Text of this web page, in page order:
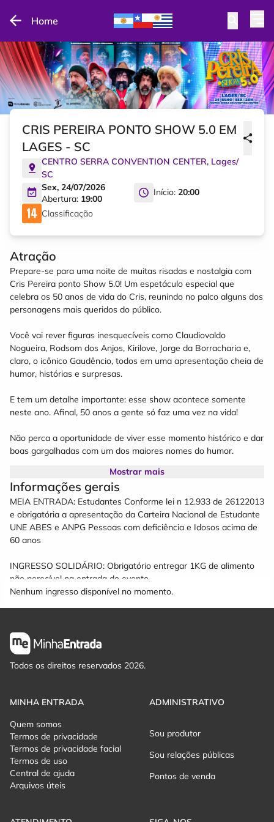
Home
CRIS PEREIRA PONTO SHOW 5.0 EM
LAGES - SC
CENTRO SERRA CONVENTION CENTER, Lages/
SC
Sex, 24/07/2026
Abertura: 19:00
Início: 20:00
Classificação
Atração
Prepare-se para uma noite de muitas risadas e nostalgia com
Cris Pereira ponto Show 5.0! Um espetáculo especial que
celebra os 50 anos de vida do Cris, reunindo no palco alguns dos
personagens mais queridos do público.
Você vai rever figuras inesquecíveis como Claudiovaldo
Nogueira, Rodsom dos Anjos, Kirilove, Jorge da Borracharia e,
claro, o icônico Gaudêncio, todos em uma apresentação cheia de
humor, histórias e surpresas.
E tem um detalhe importante: esse show acontece somente
neste ano. Afinal, 50 anos a gente só faz uma vez na vida!
Não perca a oportunidade de viver esse momento histórico e dar
boas gargalhadas com um dos maiores nomes do humor.
Mostrar mais
Informações gerais
MEIA ENTRADA: Estudantes Conforme lei n 12.933 de 26122013
e obrigatória a apresentação da Carteira Nacional de Estudante
UNE ABES e ANPG Pessoas com deficiência e Idosos acima de
60 anos
INGRESSO SOLIDÁRIO: Obrigatório entregar 1KG de alimento
não perecível na entrada do evento.
Nenhum ingresso disponível no momento.
Todos os direitos reservados 2026.
MINHA ENTRADA
Quem somos
Termos de privacidade
Termos de privacidade facial
Termos de uso
Central de ajuda
Arquivos úteis
ADMINISTRATIVO
Sou produtor
Sou relações públicas
Pontos de venda